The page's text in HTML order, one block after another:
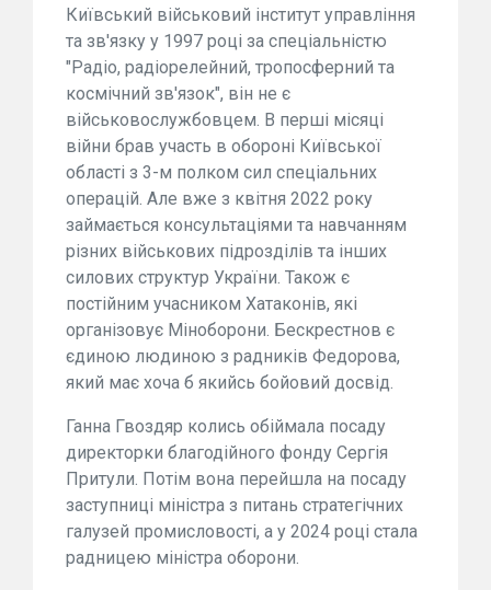
Київський військовий інститут управління
та зв'язку у 1997 році за спеціальністю
"Радіо, радіорелейний, тропосферний та
космічний зв'язок", він не є
військовослужбовцем. В перші місяці
війни брав участь в обороні Київської
області з 3-м полком сил спеціальних
операцій. Але вже з квітня 2022 року
займається консультаціями та навчанням
різних військових підрозділів та інших
силових структур України. Також є
постійним учасником Хатаконів, які
організовує Міноборони. Бескрестнов є
єдиною людиною з радників Федорова,
який має хоча б якийсь бойовий досвід.
Ганна Гвоздяр колись обіймала посаду
директорки благодійного фонду Сергія
Притули. Потім вона перейшла на посаду
заступниці міністра з питань стратегічних
галузей промисловості, а у 2024 році стала
радницею міністра оборони.